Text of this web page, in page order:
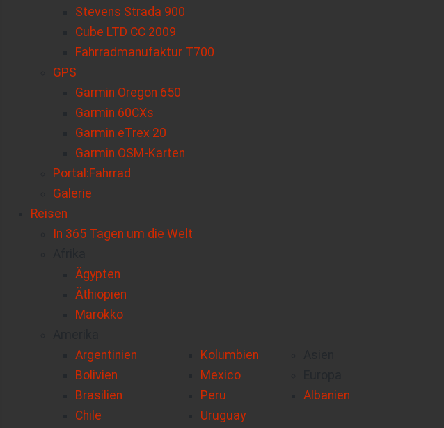
Stevens Strada 900
Cube LTD CC 2009
Fahrradmanufaktur T700
GPS
Garmin Oregon 650
Garmin 60CXs
Garmin eTrex 20
Garmin OSM-Karten
Portal:Fahrrad
Galerie
Reisen
In 365 Tagen um die Welt
Ägypten
Äthiopien
Marokko
Argentinien
Bolivien
Brasilien
Chile
Kolumbien
Mexico
Peru
Uruguay
Albanien